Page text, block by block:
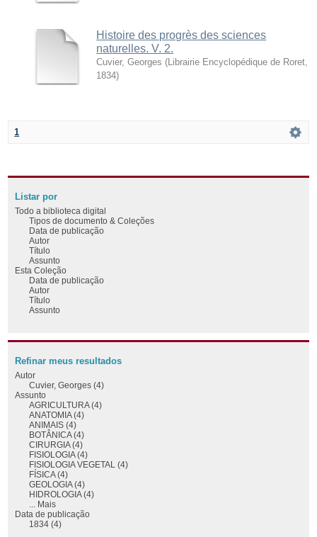
Histoire des progrès des sciences
naturelles. V. 2.
Cuvier, Georges ( Librairie Encyclopédique de Roret
1834)
1
Listar por
Todo a biblioteca digital
Tipos de documento & Coleções
Data de publicação
Autor
Título
Assunto
Esta Coleção
Data de publicação
Autor
Título
Assunto
Refinar meus resultados
Autor
Cuvier, Georges (4)
Assunto
AGRICULTURA (4)
ANATOMIA (4)
ANIMAIS (4)
BOTÂNICA (4)
CIRURGIA (4)
FISIOLOGIA (4)
FISIOLOGIA VEGETAL (4)
FÍSICA (4)
GEOLOGIA (4)
HIDROLOGIA (4)
... Mais
Data de publicação
1834 (4)